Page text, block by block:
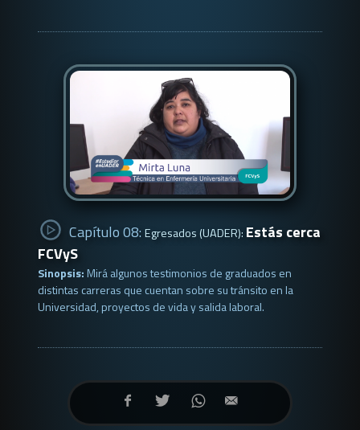
Capítulo 08: Egresados (UADER): Estás cerca
FCVyS
Sinopsis:Mirá algunos testimonios de graduados en
distintas carreras que cuentan sobre su tránsito en la
Universidad, proyectos de vida y salida laboral.